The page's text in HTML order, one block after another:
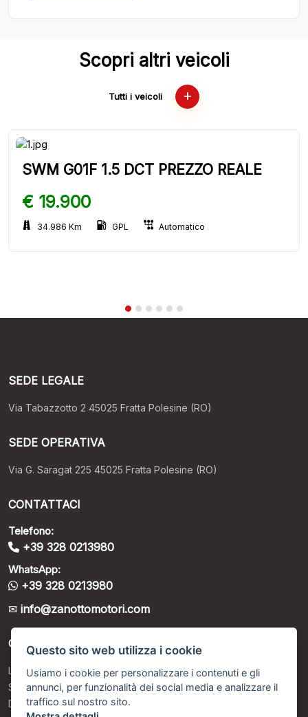
Questo sito web utilizza i cookie
Usiamo i cookie per personalizzare i contenuti e gli
annunci, per funzionalità dei social media e analizzare il
traffico sul nostro sito.
Scopri altri veicoli
Tutti i veicoli
SWM G01F 1.5 DCT PREZZO REALE
€ 19.900
34.986 Km GPL Automatico
SEDE LEGALE
Via Tabazzotto 2 45025 Fratta Polesine (RO)
SEDE OPERATIVA
Via G. Saragat 225 45025 Fratta Polesine (RO)
CONTATTACI
Telefono:
+39 328 0213980
WhatsApp:
+39 328 0213980
info@zanottomotori.com
ORARI DI APERTURA
Lunedì – Venerdì: 9:00 - 12:30 / 15:00 - 19:00
Sabato: 9:00 - 12:30 / Su appuntamento programmato
Domenica: Chiusi